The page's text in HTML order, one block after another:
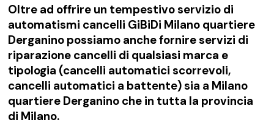
Oltre ad offrire un tempestivo servizio di
automatismi cancelli GiBiDi Milano quartiere
Derganino possiamo anche fornire servizi di
riparazione cancelli di qualsiasi marca e
tipologia (cancelli automatici scorrevoli,
cancelli automatici a battente) sia a Milano
quartiere Derganino che in tutta la provincia
di Milano.